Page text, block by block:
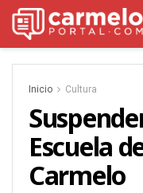
Inicio Cultura
Escuela
Carmelo